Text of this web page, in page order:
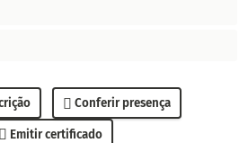
Conferir presença
Emitir certificado